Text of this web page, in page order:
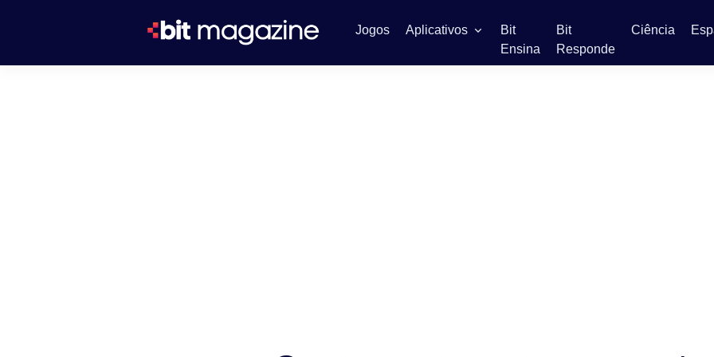
Jogos Aplicativos
Bit
Ensina
Bit
Responde
Ciência